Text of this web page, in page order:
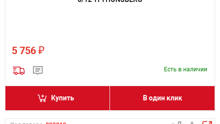
5 756 ₽
Есть в наличии
Купить В один клик